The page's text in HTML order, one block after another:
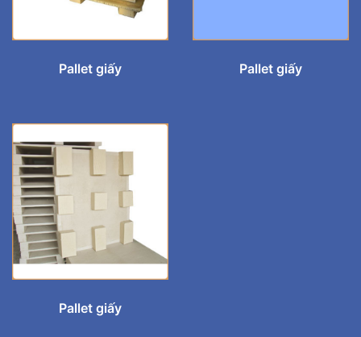
Pallet giấy Pallet giấy
Pallet giấy